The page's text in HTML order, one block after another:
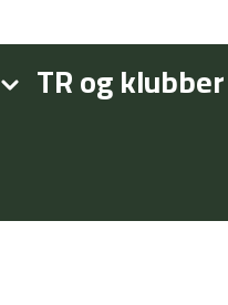
TR og klubber